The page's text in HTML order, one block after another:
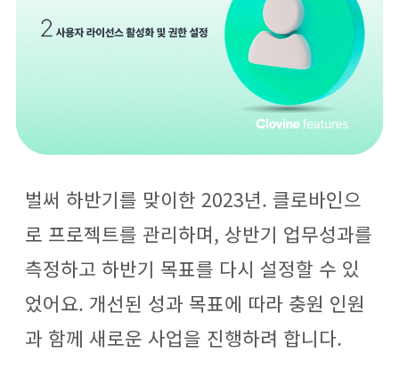
벌써 하반기를 맞이한 2023년. 클로바인으
로 프로젝트를 관리하며, 상반기 업무성과를
측정하고 하반기 목표를 다시 설정할 수 있
었어요. 개선된 성과 목표에 따라 충원 인원
과 함께 새로운 사업을 진행하려 합니다.